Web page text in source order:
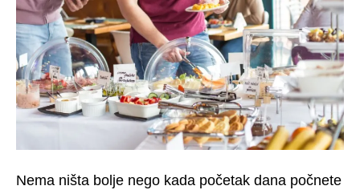
Nema ništa bolje nego kada početak dana počnete